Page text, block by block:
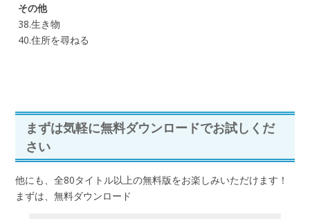
その他
38.生き物
40.住所を尋ねる
まずは気軽に無料ダウンロードでお試しくだ
さい
他にも、全80タイトル以上の無料版をお楽しみいただけます！
まずは、無料ダウンロード